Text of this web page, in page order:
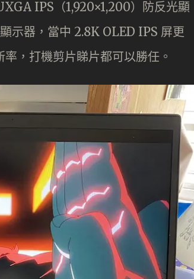
IPS（1,920×1,200）防反光顯
示器，當中 2.8K OLED IPS 屏更
，打機剪片睇片都可以勝任。